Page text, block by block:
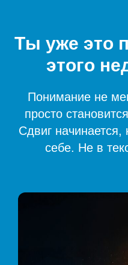
Ты уже это
этого
Понимание не
просто
Сдвиг начинается,
себе. Не в